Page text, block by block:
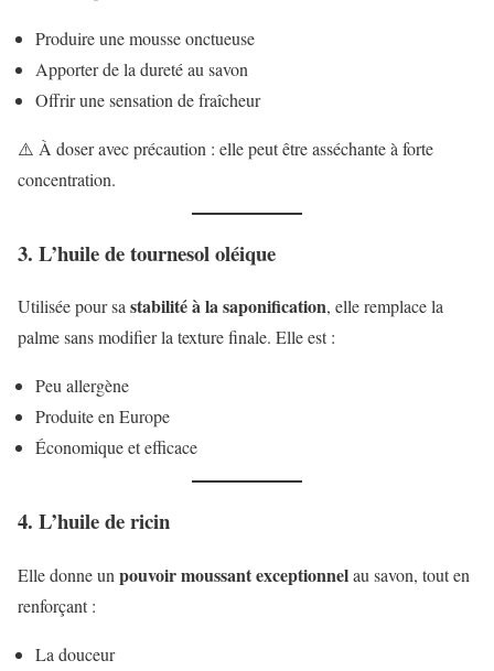
Produire une mousse onctueuse
Apporter de la dureté au savon
Offrir une sensation de fraîcheur
⚠️ À doser avec précaution : elle peut être asséchante à forte
concentration.
3. L’huile de tournesol oléique
Utilisée pour sastabilité à la saponification, elle remplace la
palme sans modifier la texture finale. Elle est :
Peu allergène
Produite en Europe
Économique et efficace
4. L’huile de ricin
Elle donne un pouvoir moussant exceptionnelau savon, tout en
renforçant :
La douceur